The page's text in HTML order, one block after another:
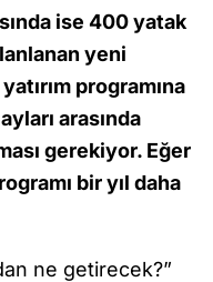
ise 400 yatak
yeni
programına
arasında
gerekiyor. Eğer
bir yıl daha
ne getirecek?”